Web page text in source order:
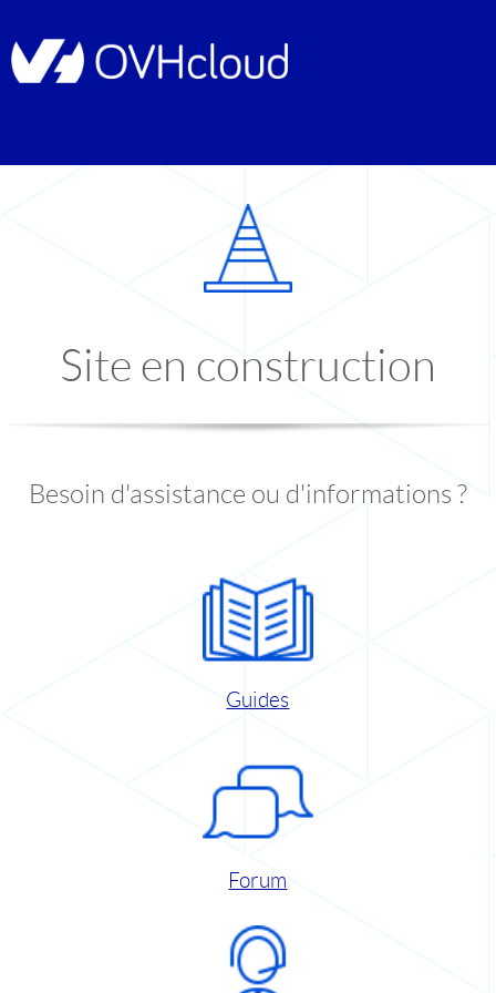
Site en construction
Besoin d'assistance ou d'informations ?
Guides
Forum